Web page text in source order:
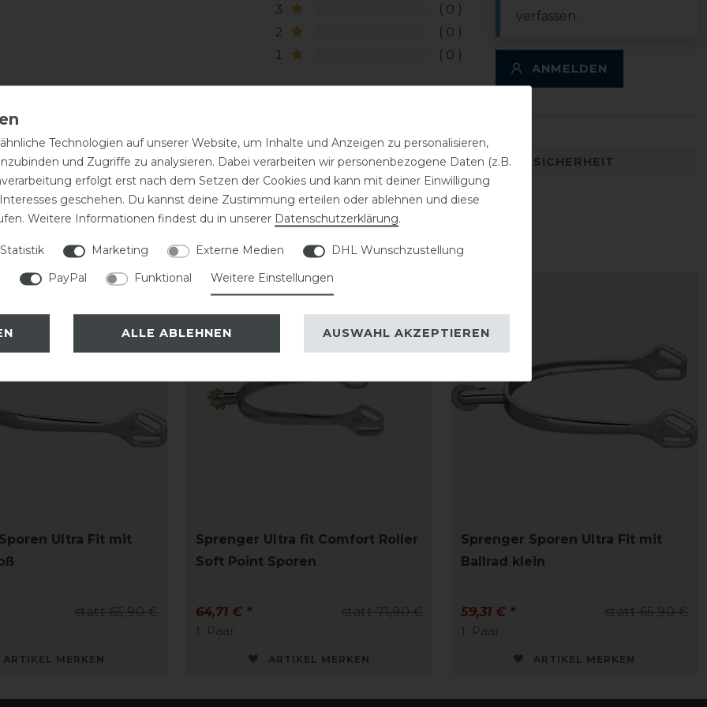
3
0
2
0
1
0
verfassen.
ANMELDEN
DETAILS ZUR PRODUKTSICHERHEIT
Ultra Fit mit
statt 65,90 €
ARTIKEL MERKEN
-10%
Sprenger Ultra fit Comfort Roller
Soft Point Sporen
statt 71,90 €
64,71 € *
1
Paar
ARTIKEL MERKEN
Sprenger Sporen Ultra Fit mit
Ballrad klein
statt 65,90 €
59,31 € *
1
Paar
ARTIKEL MERKEN
Technologien auf unserer Website, um Inhalte und Anzeigen zu personalisieren,
und Zugriffe zu analysieren. Dabei verarbeiten wir personenbezogene Daten (z.B.
erfolgt erst nach dem Setzen der Cookies und kann mit deiner Einwilligung
geschehen. Du kannst deine Zustimmung erteilen oder ablehnen und diese
Weitere Informationen findest du in unserer Daten­schutz­erklärung.
Statistik Marketing Externe Medien
DHL Wunschzustellung
PayPal
Funktional Weitere Einstellungen
ALLE ABLEHNEN AUSWAHL AKZEPTIEREN